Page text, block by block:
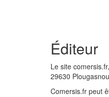
Éditeur
Le site
29630
Comersis.fr peut